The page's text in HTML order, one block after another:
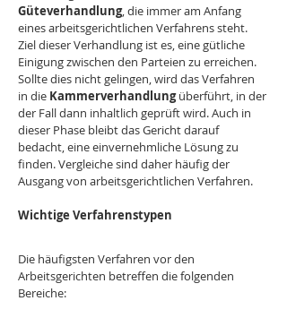
Güteverhandlung, die immer am Anfang
eines arbeitsgerichtlichen Verfahrens steht.
Ziel dieser Verhandlung ist es, eine gütliche
Einigung zwischen den Parteien zu erreichen.
Sollte dies nicht gelingen, wird das Verfahren
in die Kammerverhandlung überführt, in der
der Fall dann inhaltlich geprüft wird. Auch in
dieser Phase bleibt das Gericht darauf
bedacht, eine einvernehmliche Lösung zu
finden. Vergleiche sind daher häufig der
Ausgang von arbeitsgerichtlichen Verfahren.
Wichtige Verfahrenstypen
Die häufigsten Verfahren vor den
Arbeitsgerichten betreffen die folgenden
Bereiche: